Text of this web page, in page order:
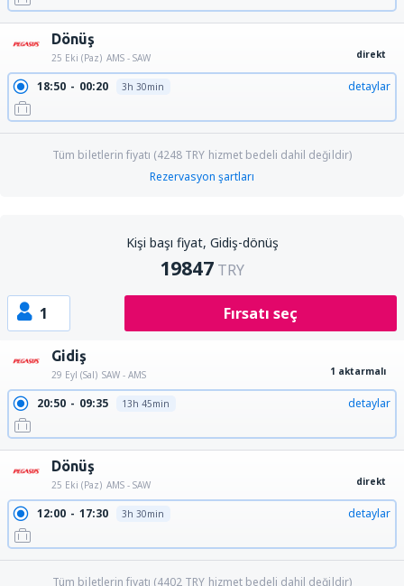
Dönüş
25 Eki (Paz) AMS - SAW direkt
18:50 00:20 3h 30min detaylar
Tüm biletlerin fiyatı (4248 TRY hizmet bedeli dahil değildir)
Rezervasyon şartları
Kişi başı fiyat, Gidiş-dönüş
19847 TRY
1 Fırsatı seç
Gidiş
29 Eyl (Sal) SAW - AMS 1 aktarmalı
20:50 09:35 13h 45min detaylar
Dönüş
25 Eki (Paz) AMS - SAW direkt
12:00 17:30 3h 30min detaylar
Tüm biletlerin fiyatı (4402 TRY hizmet bedeli dahil değildir)